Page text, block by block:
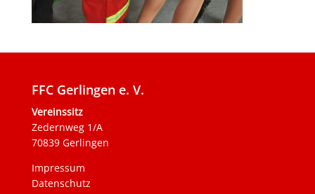
FFC Gerlingen e. V.
Vereinssitz
Zedernweg 1/A
70839 Gerlingen
Impressum
Datenschutz